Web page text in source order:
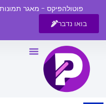
visibility_off השבת את ההבזקים
title סמן כותרות
צבע רקע
פוטולהפיקס - מאגר
בואו נדבר